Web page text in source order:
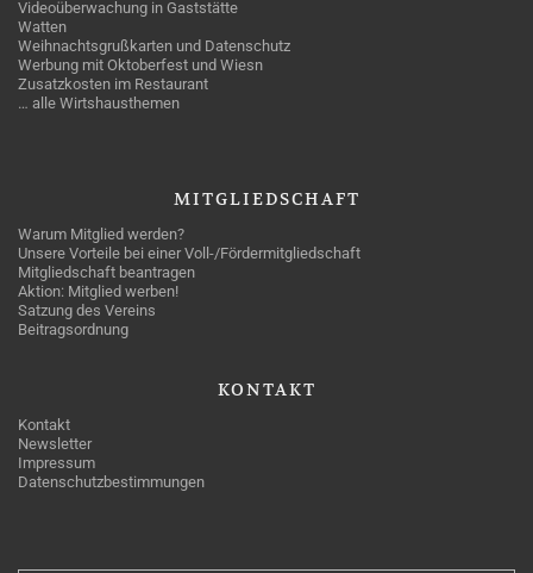
Videoüberwachung in Gaststätte
Watten
Weihnachtsgrußkarten und Datenschutz
Werbung mit Oktoberfest und Wiesn
Zusatzkosten im Restaurant
… alle Wirtshausthemen
MITGLIEDSCHAFT
Warum Mitglied werden?
Unsere Vorteile bei einer Voll-/Fördermitgliedschaft
Mitgliedschaft beantragen
Aktion: Mitglied werben!
Satzung des Vereins
Beitragsordnung
KONTAKT
Kontakt
Newsletter
Impressum
Datenschutzbestimmungen